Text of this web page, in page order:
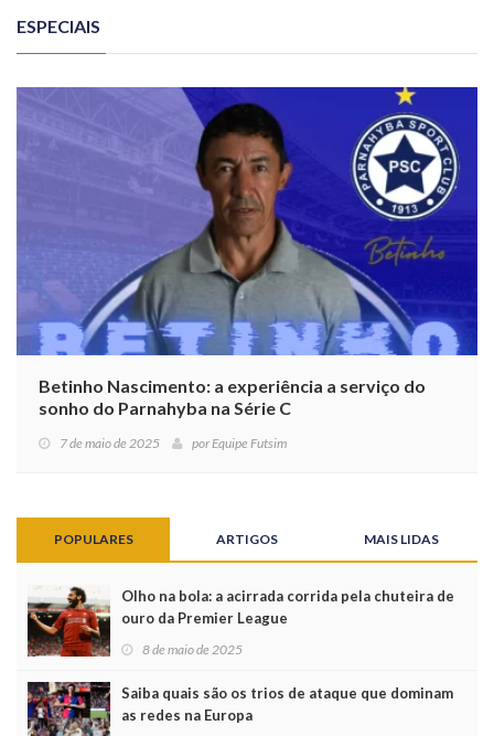
ESPECIAIS
Betinho Nascimento: a experiência a serviço do
sonho do Parnahyba na Série C
7 de maio de 2025 por Equipe Futsim
POPULARES ARTIGOS MAIS LIDAS
Olho na bola: a acirrada corrida pela chuteira de
ouro da Premier League
8 de maio de 2025
Saiba quais são os trios de ataque que dominam
as redes na Europa